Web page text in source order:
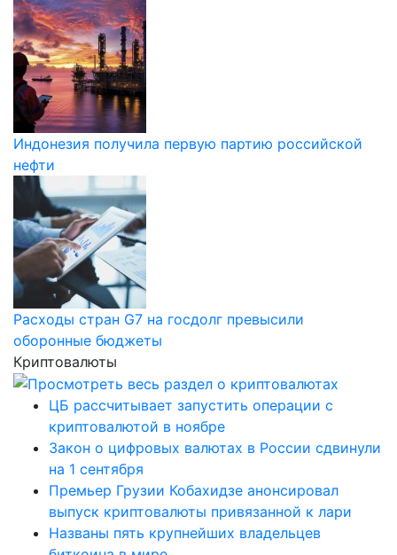
Индонезия получила первую партию российской
нефти
Расходы стран G7 на госдолг превысили
оборонные бюджеты
Криптовалюты
ЦБ рассчитывает запустить операции с
криптовалютой в ноябре
Закон о цифровых валютах в России сдвинули
на 1 сентября
Премьер Грузии Кобахидзе анонсировал
выпуск криптовалюты привязанной к лари
Названы пять крупнейших владельцев